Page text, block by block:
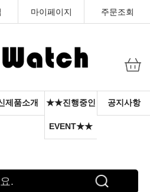
마이페이지 주문조회
제품소개 ★★진행중인
EVENT★★
공지사항